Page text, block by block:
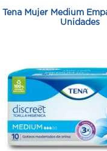
Tena Mujer Medium
Unidades